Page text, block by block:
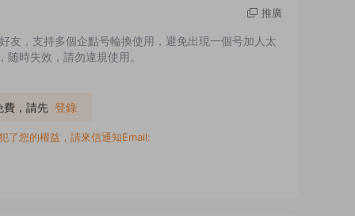
推廣
友，支持多個企點号輪換使用，避免出現一個号加人太
時失效，請勿違規使用。
費，請先 登錄
了您的權益，請來信通知Email: